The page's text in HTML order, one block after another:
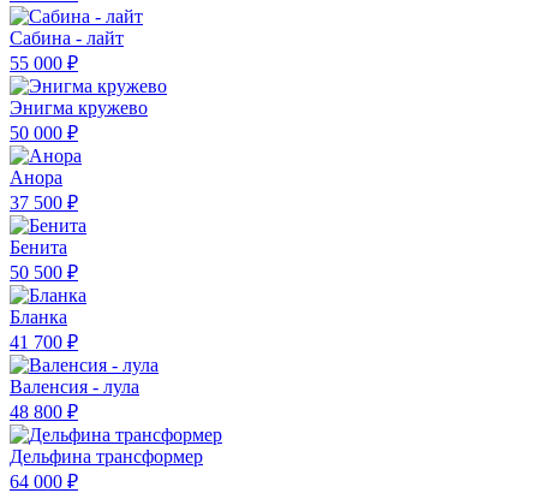
Сабина - лайт
55 000 ₽
Энигма кружево
50 000 ₽
Анора
37 500 ₽
Бенита
50 500 ₽
Бланка
41 700 ₽
Валенсия - лула
48 800 ₽
Дельфина трансформер
64 000 ₽